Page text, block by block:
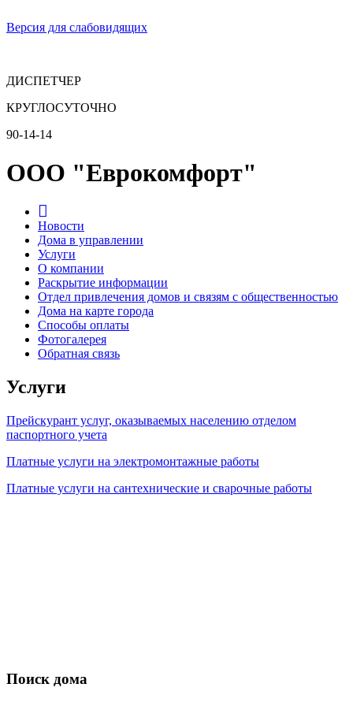
Версия для слабовидящих
ДИСПЕТЧЕР
КРУГЛОСУТОЧНО
90-14-14
ООО "Еврокомфорт"
Новости
Дома в управлении
Услуги
О компании
Раскрытие информации
Отдел привлечения домов и связям с общественностью
Дома на карте города
Способы оплаты
Фотогалерея
Обратная связь
Услуги
Прейскурант услуг, оказываемых населению отделом
паспортного учета
Платные услуги на электромонтажные работы
Платные услуги на сантехнические и сварочные работы
Поиск дома